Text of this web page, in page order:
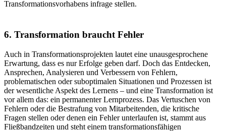
Transformationsvorhabens infrage stellen.
6. Transformation braucht Fehler
Auch in Transformationsprojekten lautet eine unausgesprochene
Erwartung, dass es nur Erfolge geben darf. Doch das Entdecken,
Ansprechen, Analysieren und Verbessern von Fehlern,
problematischen oder suboptimalen Situationen und Prozessen ist
der wesentliche Aspekt des Lernens – und eine Transformation ist
vor allem das: ein permanenter Lernprozess. Das Vertuschen von
Fehlern oder die Bestrafung von Mitarbeitenden, die kritische
Fragen stellen oder denen ein Fehler unterlaufen ist, stammt aus
Fließbandzeiten und steht einem transformationsfähigen